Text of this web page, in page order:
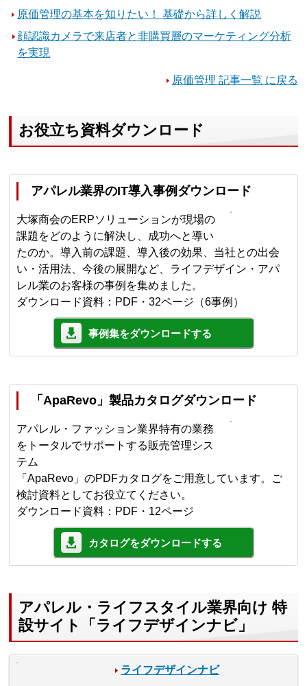
原価管理の基本を知りたい！ 基礎から詳しく解説
顔認識カメラで来店者と非購買層のマーケティング分析
を実現
原価管理 記事一覧 に戻る
お役立ち資料ダウンロード
アパレル業界のIT導入事例ダウンロード
大塚商会のERPソリューションが現場の
課題をどのように解決し、成功へと導い
たのか。導入前の課題、導入後の効果、当社との出会
い・活用法、今後の展開など、ライフデザイン・アパ
レル業のお客様の事例を集めました。
ダウンロード資料：PDF・32ページ（6事例）
事例集をダウンロードする
「ApaRevo」製品カタログダウンロード
アパレル・ファッション業界特有の業務
をトータルでサポートする販売管理シス
テム
「ApaRevo」のPDFカタログをご用意しています。ご
検討資料としてお役立てください。
ダウンロード資料：PDF・12ページ
カタログをダウンロードする
アパレル・ライフスタイル業界向け 特
設サイト「ライフデザインナビ」
ライフデザインナビ